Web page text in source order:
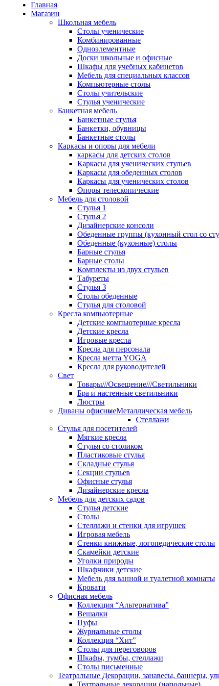
Главная
Магазин
Школьная мебель
Столы ученические
Комбинированные
Одноэлементные
Доски школьные и офисные
Шкафы для учебных кабинетов
Мебель для специальных классов
Компьютерные столы
Столы учительские
Стулья ученические
Банкетная мебель
Банкетные стулья
Банкетки, обувницы
Банкетные столы
Каркасы и опоры для мебели
каркасы для детских столов
Каркасы для ученических стульев
Каркасы для обеденных столов
Каркасы для ученических столов
Опоры телескопические
Мебель для столовой
Стулья 1
Стулья 2
Дизайнерские консоли
Обеденные группы (кухонный стол со
Обеденные (кухонные) столы
Барные стулья
Барные столы
Комплекты из двух стульев
Табуреты
Стулья 3
Столы обеденные
Стулья для столовой
Кресла компьютерные
Детские компьютерные кресла
Детские кресла
Игровые кресла
Кресла для персонала
Кресла метта YOGA
Кресла для руководителей
Свет
Товары///Освещение///Светильники
Бра и настенные светильники
Люстры
Диваны офисныеМеталлическая мебель
Стеллажи
Стулья для посетителей
Мягкие кресла
Стулья со столиком
Пластиковые стулья
Складные стулья
Секции стульев
Офисные стулья
Дизайнерские кресла
Мебель для детских садов
Стулья детские
Столы
Стеллажи и стенки для игрушек
Игровая мебель
Стенки книжные, логопедические столы
Скамейки детские
Уголки природы
Шкафчики детские
Мебель для ванной и туалетной комнаты
Кровати
Офисная мебель
Коллекция “Альтернатива”
Вешалки
Пуфы
Журнальные столы
Коллекция “Хит”
Столы для переговоров
Шкафы, тумбы, стеллажи
Столы письменные
Театральные Декорации, занавесы, баннеры,
Театральные декорации (напольные)